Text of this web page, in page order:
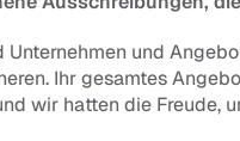
Unternehmen und
Ihr gesamtes
wir hatten die Freude,